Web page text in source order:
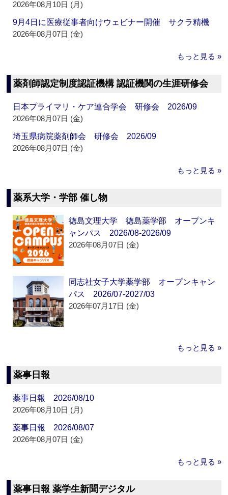
2026年08月10日 (月)
9月4日に医療従事者向けウェビナー開催 サクラ精機
2026年08月07日 (金)
もっと見る »
薬剤師認定制度認証機構 認証機関の生涯研修会
日本プライマリ・ケア連合学会 研修会 2026/09
2026年08月07日 (金)
埼玉県病院薬剤師会 研修会 2026/09
2026年08月07日 (金)
もっと見る »
薬系大学・学部 催し物
徳島文理大学 徳島薬学部 オープンキ
ャンパス 2026/08-2026/09
2026年08月07日 (金)
同志社女子大学薬学部 オープンキャン
パス 2026/07-2027/03
2026年07月17日 (金)
もっと見る »
薬事日報
薬事日報 2026/08/10
2026年08月10日 (月)
薬事日報 2026/08/07
2026年08月07日 (金)
もっと見る »
薬事日報 薬学生新聞デジタル